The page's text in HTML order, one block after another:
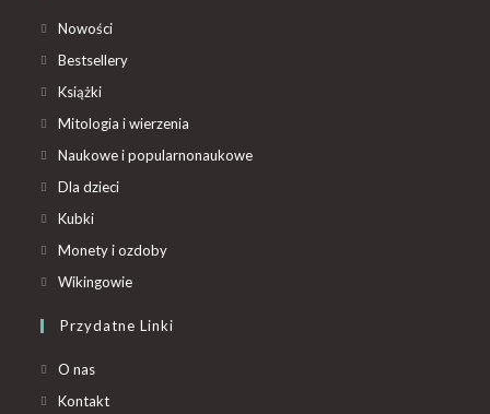
Nowości
Bestsellery
Książki
Mitologia i wierzenia
Naukowe i popularnonaukowe
Dla dzieci
Kubki
Monety i ozdoby
Wikingowie
Przydatne Linki
O nas
Kontakt